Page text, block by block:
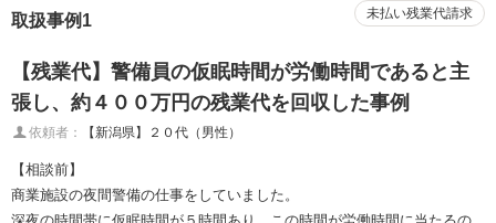
取扱事例1 未払い残業代請求
【残業代】警備員の仮眠時間が労働時間であると主
張し、約４００万円の残業代を回収した事例
依頼者： 【新潟県】２０代（男性）
【相談前】
商業施設の夜間警備の仕事をしていました。